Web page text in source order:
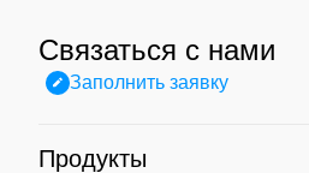
Связаться с нами
Заполнить заявку
Продукты